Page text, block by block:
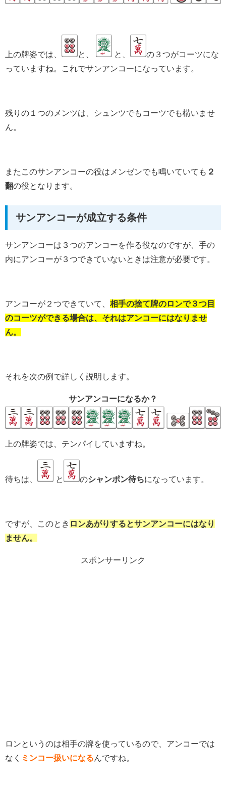
上の牌姿では、 と、 と、
の３つがコーツにな
っていますね。これでサンアンコーになっています。
残りの１つのメンツは、シュンツでもコーツでも構いませ
ん。
またこのサンアンコーの役はメンゼンでも鳴いていても ２
翻の役となります。
サンアンコーが成立する条件
サンアンコーは３つのアンコーを作る役なのですが、手の
内にアンコーが３つできていないときは注意が必要です。
アンコーが２つできていて、 相手の捨て牌のロンで３つ目
のコーツができる場合は、それはアンコーにはなりませ
ん。
それを次の例で詳しく説明します。
サンアンコーになるか？
上の牌姿では、テンパイしていますね。
待ちは、 と のシャンポン待ちになっています。
ですが、このとき ロンあがりするとサンアンコーにはなり
ません。
スポンサーリンク
ロンというのは相手の牌を使っているので、アンコーでは
なく ミンコー扱いになるんですね。